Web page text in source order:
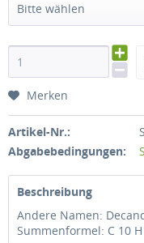
Bitte wählen
Merken
Artikel-Nr.:
Abgabebedingungen:
Beschreibung
Andere Namen:
Summenformel: C 10